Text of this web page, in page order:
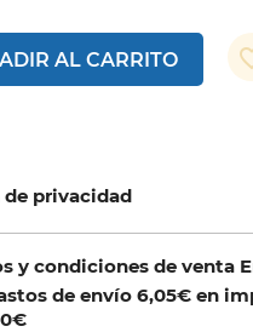
AL CARRITO
privacidad
y condiciones de venta
de envío 6,05€ en